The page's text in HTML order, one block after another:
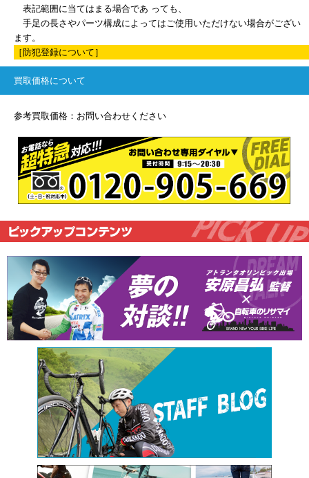
表記範囲に当てはまる場合であ っても、
手足の長さやパーツ構成によってはご使用いただけない場合がござい
ます。
［防犯登録について］
買取価格について
参考買取価格：お問い合わせください